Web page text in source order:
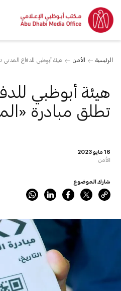
الرئيسية الأمن هيئة أبوظبي للدفاع المدني
16 مايو 2023
الأمن
هيئة أبوظبي
تطلق مبادرة
شارك الموضوع